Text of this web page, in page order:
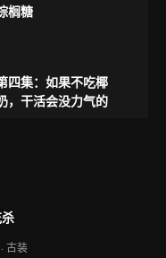
榈糖
四集：如果不吃椰
，干活会没力气的
古装